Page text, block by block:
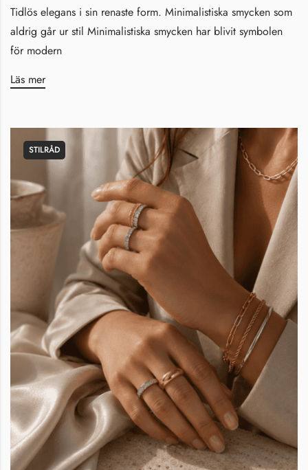
Tidlös elegans i sin renaste form. Minimalistiska smycken som
aldrig går ur stil Minimalistiska smycken har blivit symbolen
för modern
Läs mer
STILRÅD